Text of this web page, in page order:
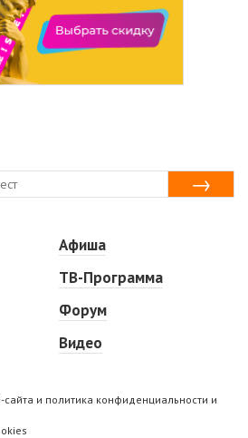
Афиша
ТВ-Программа
Форум
Видео
и политика конфиденциальности и